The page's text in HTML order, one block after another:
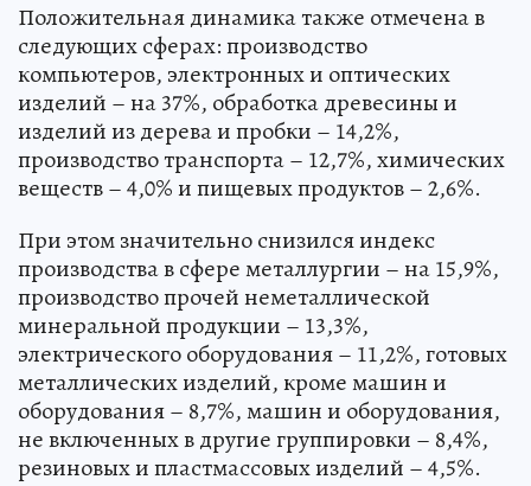
Положительная динамика также отмечена в
следующих сферах: производство
компьютеров, электронных и оптических
изделий – на 37%, обработка древесины и
изделий из дерева и пробки – 14,2%,
производство транспорта – 12,7%, химических
веществ – 4,0% и пищевых продуктов – 2,6%.
При этом значительно снизился индекс
производства в сфере металлургии – на 15,9%,
производство прочей неметаллической
минеральной продукции – 13,3%,
электрического оборудования – 11,2%, готовых
металлических изделий, кроме машин и
оборудования – 8,7%, машин и оборудования,
не включенных в другие группировки – 8,4%,
резиновых и пластмассовых изделий – 4,5%.